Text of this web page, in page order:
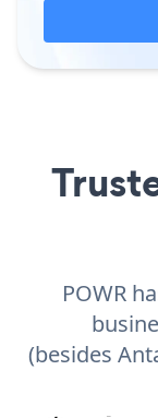
POWR
(besides